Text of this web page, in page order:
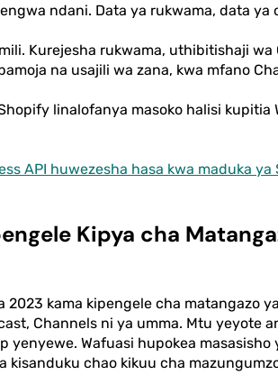
ndani. Data ya rukwama, data ya
Kurejesha rukwama, uthibitishaji wa
na usajili wa zana, kwa mfano
linalofanya masoko halisi kupitia
API huwezesha hasa kwa maduka ya
Kipya cha
kama kipengele cha matangazo
Channels ni ya umma. Mtu yeyote
yenyewe. Wafuasi hupokea masasisho
kisanduku chao kikuu cha